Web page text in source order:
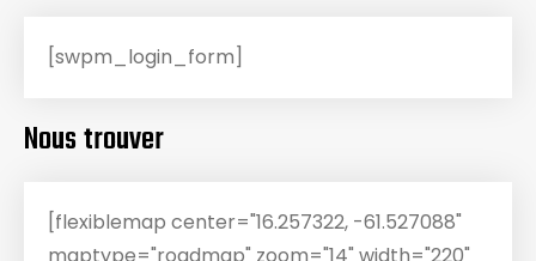
[swpm_login_form]
Nous trouver
[flexiblemap center="16.257322, -61.527088"